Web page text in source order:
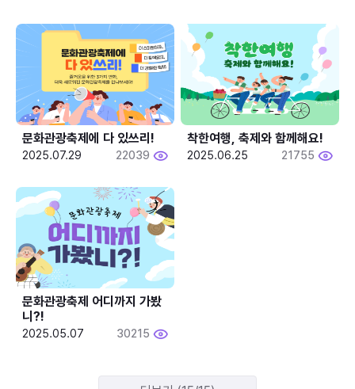
문화관광축제에 다 있쓰리!
2025.07.29 22039
착한여행, 축제와 함께해요!
2025.06.25 21755
문화관광축제 어디까지 가봤
니?!
2025.05.07 30215